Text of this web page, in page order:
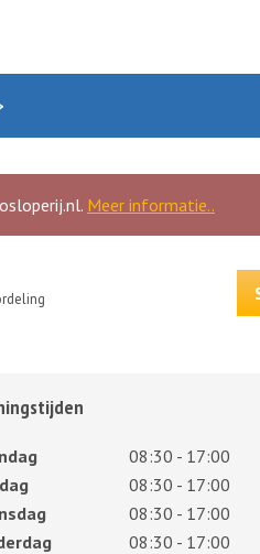
Meer informatie..
08:30 - 17:00
08:30 - 17:00
08:30 - 17:00
08:30 - 17:00